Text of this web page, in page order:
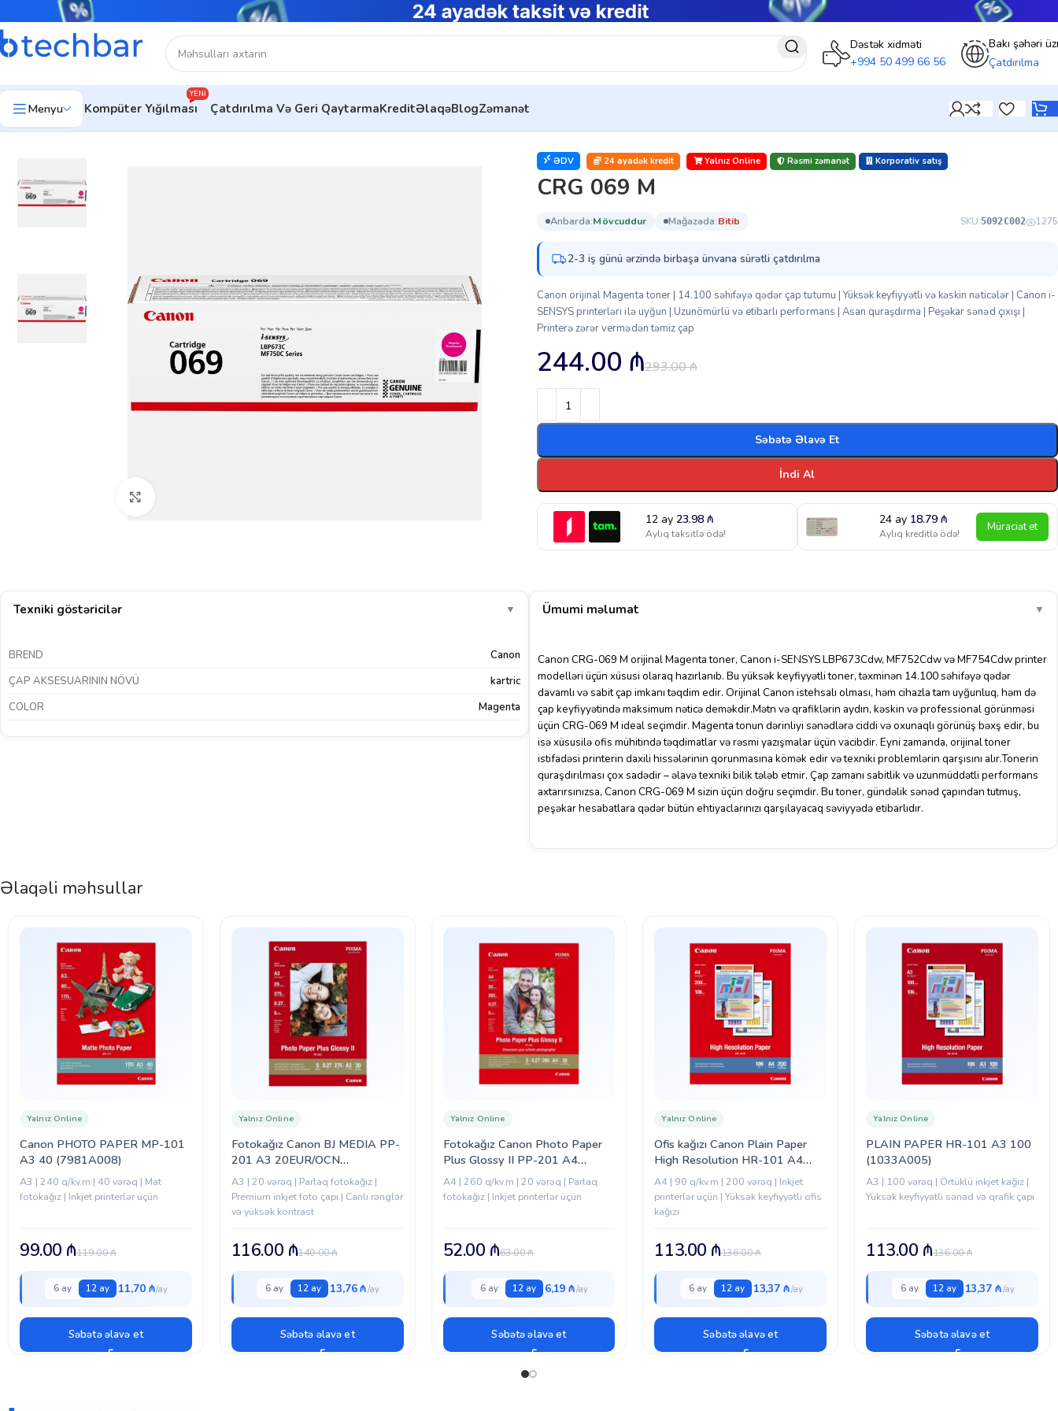
Dəstək xidməti
+994 50 499 66 56
Bakı şəhəri
Çatdırılma
Menyu Kompüter Yığılması
YENI
Çatdırılma Və Geri QaytarmaKreditƏlaqəBlogZəmanət
Ev Çap avadanlıqları
ƏDV 24 ayadək kredit Yalnız Online Rəsmi zəmanət Korporativ satış
CRG 069 M
anbarda: mövcuddur mağazada: bi̇ti̇b SKU:5092C002 1275
2-3 iş günü ərzində birbaşa ünvana sürətli çatdırılma
Canon orijinal Magenta toner | 14.100 səhifəyə qədər çap tutumu | Yüksək keyfiyyətli və kəskin nəticələr | Canon i-
SENSYS printerləri ilə uyğun | Uzunömürlü və etibarlı performans | Asan quraşdırma | Peşəkar sənəd çıxışı |
Printerə zərər vermədən təmiz çap
293.00₼
244.00 ₼
Səbətə Əlavə Et
İndi Al
12 ay23.98₼
Aylıq taksitlə ödə!
24 ay 18.79₼
Aylıq kreditlə ödə! Müraciət et
Texniki göstəricilər ▼
BREND
Canon
ÇAP AKSESUARININ NÖVÜ
kartric
COLOR
Magenta
Ümumi məlumat ▼
Canon CRG-069 M orijinal Magenta toner, Canon i-SENSYS LBP673Cdw, MF752Cdw və MF754Cdw printer
modelləri üçün xüsusi olaraq hazırlanıb. Bu yüksək keyfiyyətli toner, təxminən 14.100 səhifəyə qədər
davamlı və sabit çap imkanı təqdim edir. Orijinal Canon istehsalı olması, həm cihazla tam uyğunluq, həm də
çap keyfiyyətində maksimum nəticə deməkdir.Mətn və qrafiklərin aydın, kəskin və professional görünməsi
üçün CRG-069 M ideal seçimdir. Magenta tonun dərinliyi sənədlərə ciddi və oxunaqlı görünüş bəxş edir, bu
isə xüsusilə ofis mühitində təqdimatlar və rəsmi yazışmalar üçün vacibdir. Eyni zamanda, orijinal toner
istifadəsi printerin daxili hissələrinin qorunmasına kömək edir və texniki problemlərin qarşısını alır.Tonerin
quraşdırılması çox sadədir – əlavə texniki bilik tələb etmir. Çap zamanı sabitlik və uzunmüddətli performans
axtarırsınızsa, Canon CRG-069 M sizin üçün doğru seçimdir. Bu toner, gündəlik sənəd çapından tutmuş,
peşəkar hesabatlara qədər bütün ehtiyaclarınızı qarşılayacaq səviyyədə etibarlıdır.
Əlaqəli məhsullar
Canon PHOTO PAPER MP-101
A3 40 (7981A008)
Yalnız Online
A3 | 240 q/kv.m | 40 vərəq | Mat
fotokağız | Inkjet printerlər üçün
119.00₼
99.00 ₼
6 ay 12 ay 11,70 ₼
Səbətə əlavə et
Fotokağız Canon BJ MEDIA PP-
201 A3 20EUR/OCN
(2311B020)
Yalnız Online
A3 | 20 vərəq | Parlaq fotokağız |
Premium inkjet foto çapı | Canlı rənglər
və yüksək kontrast
140.00₼
116.00 ₼
6 ay 12 ay 13,76 ₼
Səbətə əlavə et
Fotokağız Canon Photo Paper
Plus Glossy II PP-201 A4
(2311B019)
Yalnız Online
A4 | 260 q/kv.m | 20 vərəq | Parlaq
fotokağız | Inkjet printerlər üçün
63.00₼
52.00 ₼
6 ay 12 ay 6,19 ₼
Səbətə əlavə et
Ofis kağızı Canon Plain Paper
High Resolution HR-101 A4
(1033A001)
Yalnız Online
A4 | 90 q/kv.m | 200 vərəq | Inkjet
printerlər üçün | Yüksək keyfiyyətli ofis
kağızı
136.00₼
113.00 ₼
6 ay 12 ay 13,37 ₼
Səbətə əlavə et
PLAIN PAPER HR-101 A3 100
(1033A005)
Yalnız Online
A3 | 100 vərəq | Örtüklü inkjet kağız |
Yüksək keyfiyyətli sənəd və qrafik çapı
136.00₼
113.00 ₼
6 ay 12 ay 13,37 ₼
Səbətə əlavə et